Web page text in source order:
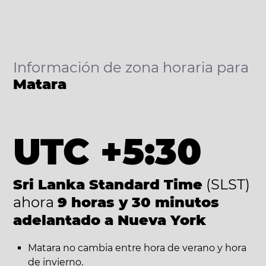
Información de zona horaria para
Matara
UTC +5:30
Sri Lanka Standard Time (SLST)
ahora 9 horas y 30 minutos
adelantado a Nueva York
Matara no cambia entre hora de verano y hora
de invierno.